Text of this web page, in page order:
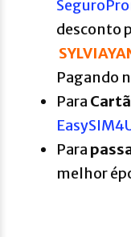
desconto
Pagando
Para
Para
melhor